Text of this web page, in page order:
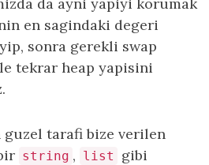
en sagindaki degeri
sonra gerekli swap
tekrar heap yapisini
guzel tarafi bize verilen
string , list
gibi